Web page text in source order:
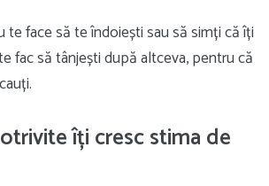
te face să te îndoiești sau să simți că îți
fac să tânjești după altceva, pentru că
îți cresc stima de